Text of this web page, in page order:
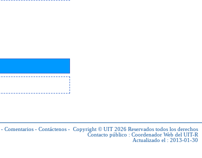
- Comentarios - Contáctenos - Copyright © UIT 2026 Reservados todos los derechos
Contacto público : Coordenador Web del UIT-R
Actualizado el : 2013-01-30